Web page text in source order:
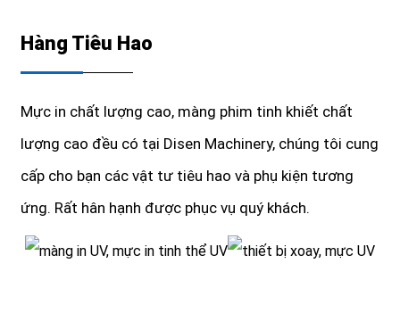
Hàng Tiêu Hao
Mực in chất lượng cao, màng phim tinh khiết chất
lượng cao đều có tại Disen Machinery, chúng tôi cung
cấp cho bạn các vật tư tiêu hao và phụ kiện tương
ứng. Rất hân hạnh được phục vụ quý khách.